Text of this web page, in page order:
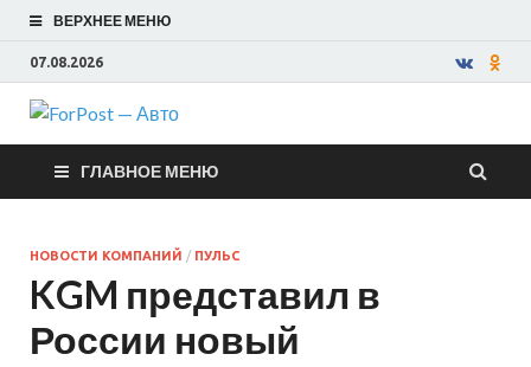
ВЕРХНЕЕ МЕНЮ
07.08.2026
ForPost —
Авто
ГЛАВНОЕ МЕНЮ
НОВОСТИ КОМПАНИЙ / ПУЛЬС
KGM представил в
России новый